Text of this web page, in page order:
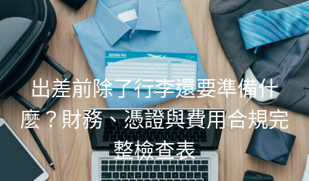
出差前除了行李還要準備什
麼？財務、憑證與費用合規完
整檢查表